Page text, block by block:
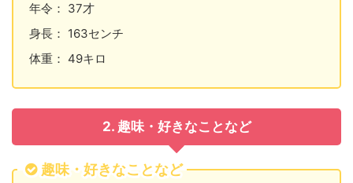
年令： 37才
身長： 163センチ
体重： 49キロ
2. 趣味・好きなことなど
趣味・好きなことなど